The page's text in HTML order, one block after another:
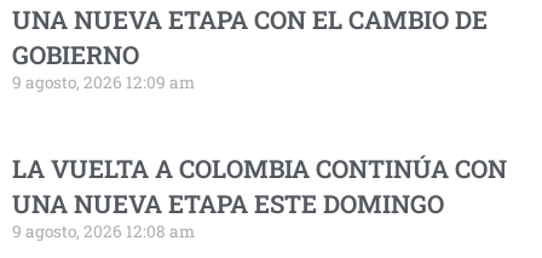
UNA NUEVA ETAPA CON EL CAMBIO DE
GOBIERNO
9 agosto, 2026 12:09 am
LA VUELTA A COLOMBIA CONTINÚA CON
UNA NUEVA ETAPA ESTE DOMINGO
9 agosto, 2026 12:08 am